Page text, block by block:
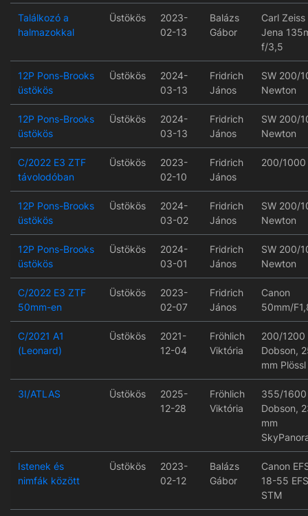
Találkozó a
halmazokkal
Üstökös
2023-
02-13
Balázs
Gábor
Carl Zeiss
Jena
f/3,5
12P Pons-Brooks
üstökös
Üstökös
2024-
03-13
Fridrich
János
SW 200/
Newton
12P Pons-Brooks
üstökös
Üstökös
2024-
03-13
Fridrich
János
SW 200/
Newton
C/2022 E3 ZTF
távolodóban
Üstökös
2023-
02-10
Fridrich
János
200/1000
12P Pons-Brooks
üstökös
Üstökös
2024-
03-02
Fridrich
János
SW 200/
Newton
12P Pons-Brooks
üstökös
Üstökös
2024-
03-01
Fridrich
János
SW 200/
Newton
C/2022 E3 ZTF
50mm-en
Üstökös
2023-
02-07
Fridrich
János
Canon
50mm/
C/2021 A1
(Leonard)
Üstökös
2021-
12-04
Fröhlich
Viktória
200/1200
Dobson,
mm Plössl
3I/ATLAS Üstökös
2025-
12-28
Fröhlich
Viktória
355/1600
Dobson,
mm
Istenek és
nimfák között
Üstökös
2023-
02-12
Balázs
Gábor
Canon
18-55
STM